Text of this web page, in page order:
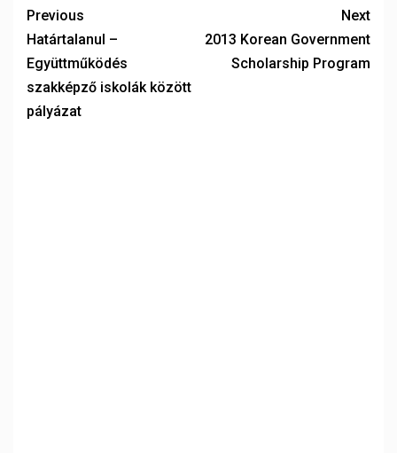
Previous
Határtalanul –
Együttműködés
szakképző iskolák között
pályázat
Next
2013 Korean Government
Scholarship Program